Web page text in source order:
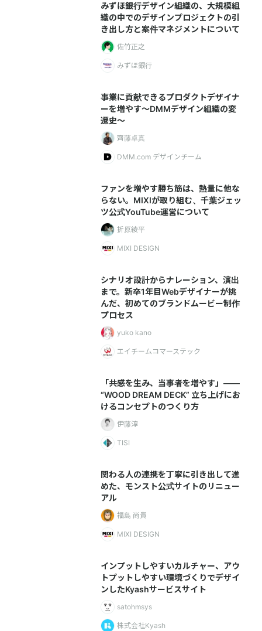
みずほ銀行デザイン組織の、大規模組
織の中でのデザインプロジェクトの引
き出し方と案件マネジメントについて
佐竹正之
みずほ銀行
事業に貢献できるプロダクトデザイナ
ーを増やす〜DMMデザイン組織の変
遷史〜
齊藤卓真
DMM.com デザインチーム
ファンを増やす勝ち筋は、熱量に他な
らない。MIXIが取り組む、千葉ジェッ
ツ公式YouTube運営について
折原綾平
MIXI DESIGN
シナリオ設計からナレーション、演出
まで。新卒1年目Webデザイナーが挑
んだ、初めてのブランドムービー制作
プロセス
yuko kano
エイチームコマーステック
「共感を生み、当事者を増やす」——
“WOOD DREAM DECK” 立ち上げにお
けるコンセプトのつくり方
伊藤淳
TISI
関わる人の連携を丁寧に引き出して進
めた、モンスト公式サイトのリニュー
アル
福島 尚貴
MIXI DESIGN
インプットしやすいカルチャー、アウ
トプットしやすい環境づくりでデザイ
ンしたKyashサービスサイト
satohmsys
株式会社Kyash